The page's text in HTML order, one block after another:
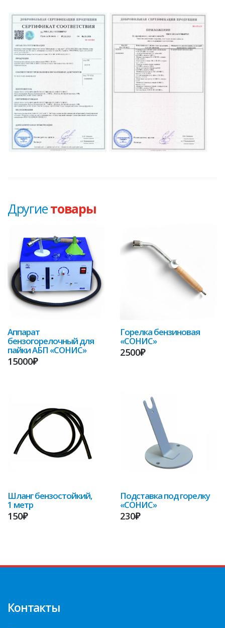
Другиетовары
Аппарат
бензогорелочный для
пайки АБП «СОНИС»
15000₽
Горелка бензиновая
«СОНИС»
2500₽
Шланг бензостойкий,
1 метр
150₽
Подставка под горелку
«СОНИС»
230₽
Контакты